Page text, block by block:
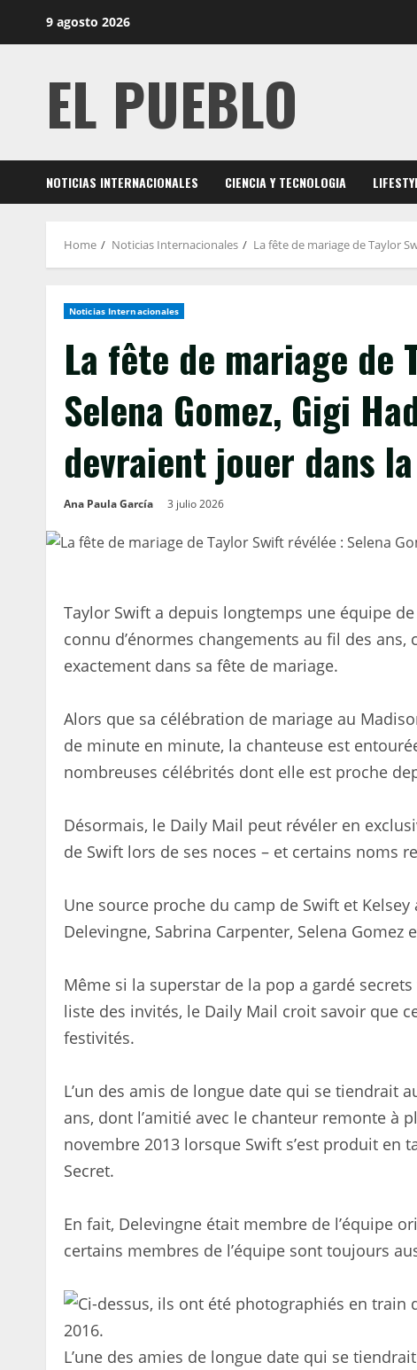
9 agosto 2026
EL PUEBLO
NOTICIAS INTERNACIONALES CIENCIA Y TECNOLOGIA
Home Noticias Internacionales La fête de mariage de Taylor
Noticias Internacionales
La fête de mariage de
Selena Gomez, Gigi
devraient jouer dans
Ana Paula García 3 julio 2026
Taylor Swift a depuis longtemps une équipe
connu d’énormes changements au fil des
exactement dans sa fête de mariage.
Alors que sa célébration de mariage au
de minute en minute, la chanteuse est
nombreuses célébrités dont elle est proche
Désormais, le Daily Mail peut révéler en
de Swift lors de ses noces – et certains noms
Une source proche du camp de Swift et
Delevingne, Sabrina Carpenter, Selena
Même si la superstar de la pop a gardé
liste des invités, le Daily Mail croit savoir que
festivités.
L’un des amis de longue date qui se tiendrait
ans, dont l’amitié avec le chanteur remonte à
novembre 2013 lorsque Swift s’est produit en
Secret.
En fait, Delevingne était membre de l’équipe
certains membres de l’équipe sont toujours
L’une des amies de longue date qui se